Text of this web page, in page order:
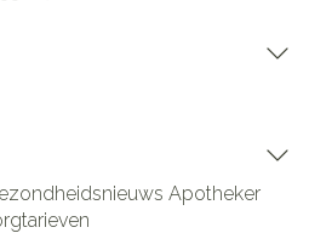
Apotheker